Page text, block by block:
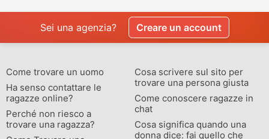
Sei una agenzia? Creare un account
Come trovare un uomo
Ha senso contattare le
ragazze online?
Perché non riesco a
trovare una ragazza?
Cosa scrivere sul sito per
trovare una persona giusta
Come conoscere ragazze in
chat
Cosa significa quando una
donna dice: fai quello che